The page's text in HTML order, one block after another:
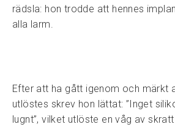
rädsla: hon trodde att hennes
alla larm.
Efter att ha gått igenom och märkt
utlöstes skrev hon lättat: ”Inget
lugnt”, vilket utlöste en våg av